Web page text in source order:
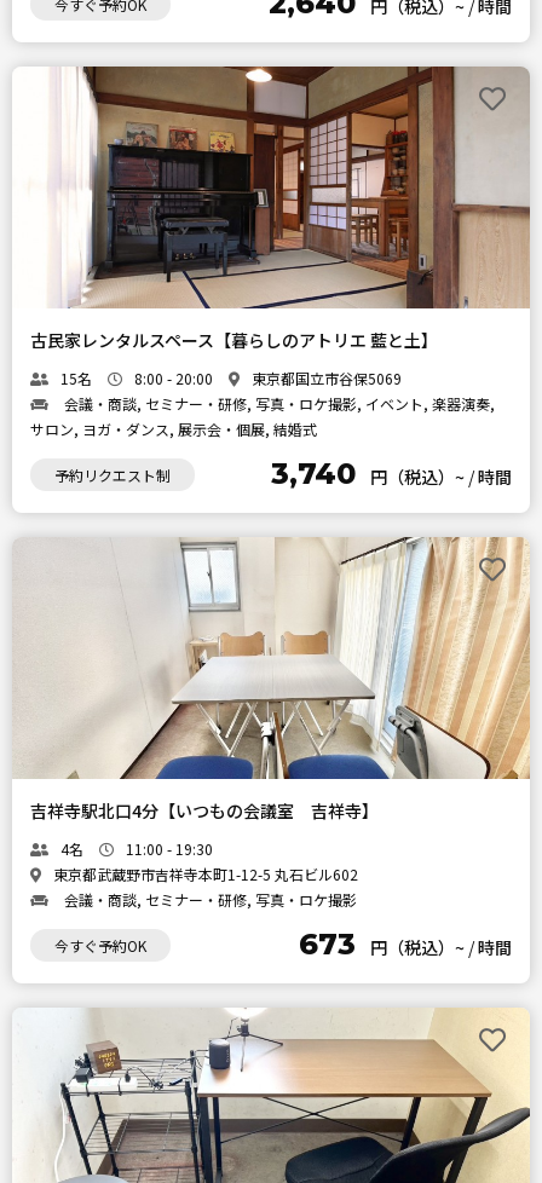
円（税込）~ /時間
古民家レンタルスペース【暮らしのアトリエ 藍と土】
15名 8:00 - 20:00
東京都国立市谷保5069
会議・商談, セミナー・研修, 写真・ロケ撮影, イベント, 楽器演奏,
サロン, ヨガ・ダンス, 展示会・個展, 結婚式
予約リクエスト制 3,740 円（税込）~ /時間
吉祥寺駅北口4分【いつもの会議室 吉祥寺】
4名
11:00 - 19:30
東京都武蔵野市吉祥寺本町1-12-5 丸石ビル602
会議・商談, セミナー・研修, 写真・ロケ撮影
今すぐ予約OK 673 円（税込）~ /時間